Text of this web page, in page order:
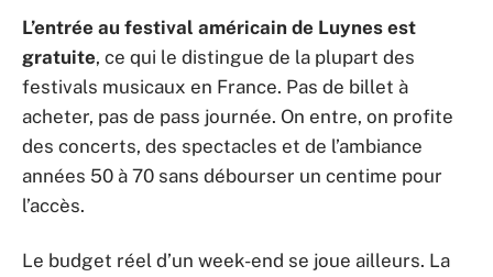
L’entrée au festival américain de Luynes est
gratuite, ce qui le distingue de la plupart des
festivals musicaux en France. Pas de billet à
acheter, pas de pass journée. On entre, on profite
des concerts, des spectacles et de l’ambiance
années 50 à 70 sans débourser un centime pour
l’accès.
Le budget réel d’un week-end se joue ailleurs. La